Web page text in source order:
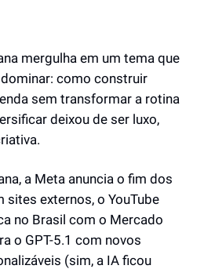
mergulha em um tema que
como construir
sem transformar a rotina
deixou de ser luxo,
a Meta anuncia o fim dos
sites externos, o YouTube
no Brasil com o Mercado
o GPT-5.1 com novos
(sim, a IA ficou